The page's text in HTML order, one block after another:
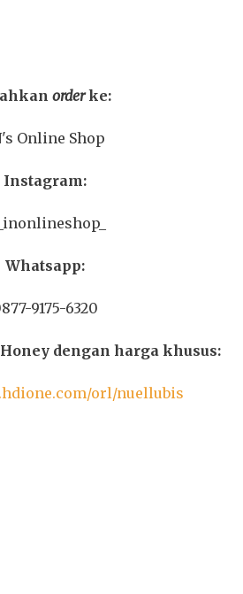
orderke:
Online Shop
Instagram:
Whatsapp:
9175-6320
dengan harga khusus:
orl/nuellubis